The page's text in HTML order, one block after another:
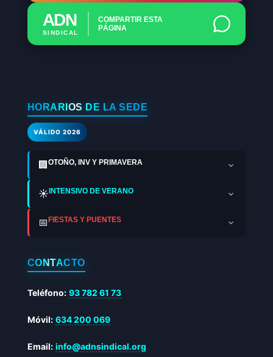
ADN
SINDICAL
COMPARTIR ESTA
PÁGINA
HORARIOS DE LA SEDE
VÁLIDO 2026
🏢 OTOÑO, INV Y PRIMAVERA
☀️INTENSIVO DE VERANO
📅FIESTAS Y PUENTES
CONTACTO
Teléfono: 93 782 61 73
Móvil: 634 200 069
Email: info@adnsindical.org